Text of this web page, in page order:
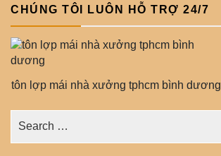
CHÚNG TÔI LUÔN HỖ TRỢ 24/7
tôn lợp mái nhà xưởng tphcm bình dương